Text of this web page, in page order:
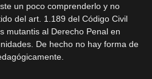
un poco comprenderlo y no
del art. 1.189 del Código Civil
mutantis al Derecho Penal en
De hecho no hay forma de